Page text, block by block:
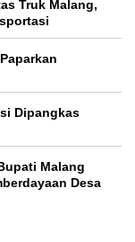
Truk Malang,
Dipangkas
Malang
Desa